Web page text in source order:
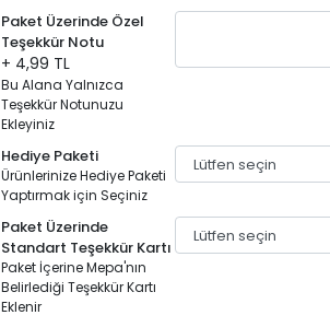
Paket Üzerinde Özel
Teşekkür Notu
+ 4,99 TL
Bu Alana Yalnızca
Teşekkür Notunuzu
Ekleyiniz
Hediye Paketi
Ürünlerinize Hediye Paketi
Yaptırmak için Seçiniz
Paket Üzerinde
Standart Teşekkür Kartı
Paket İçerine Mepa'nın
Belirlediği Teşekkür Kartı
Eklenir